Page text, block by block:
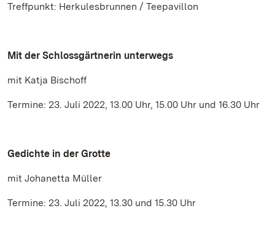
Treffpunkt: Herkulesbrunnen / Teepavillon
Mit der Schlossgärtnerin unterwegs
mit Katja Bischoff
Termine: 23. Juli 2022, 13.00 Uhr, 15.00 Uhr und 16.30 Uhr
Gedichte in der Grotte
mit Johanetta Müller
Termine: 23. Juli 2022, 13.30 und 15.30 Uhr